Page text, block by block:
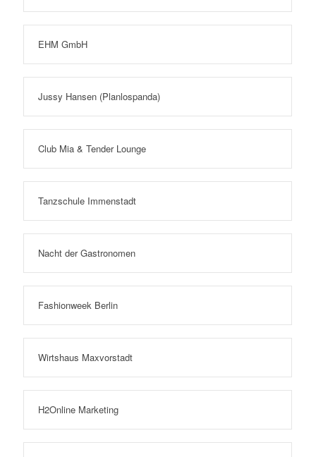
EHM GmbH
Jussy Hansen (Planlospanda)
Club Mia & Tender Lounge
Tanzschule Immenstadt
Nacht der Gastronomen
Fashionweek Berlin
Wirtshaus Maxvorstadt
H2Online Marketing